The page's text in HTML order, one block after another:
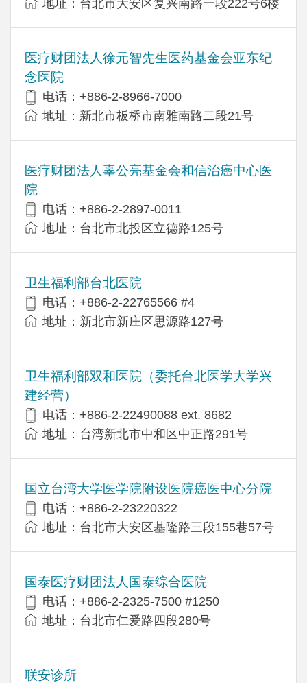
地址：台北市大安区复兴南路一段222号6楼
医疗财团法人徐元智先生医药基金会亚东纪
念医院
电话：+886-2-8966-7000
地址：新北市板桥市南雅南路二段21号
医疗财团法人辜公亮基金会和信治癌中心医
院
电话：+886-2-2897-0011
地址：台北市北投区立德路125号
卫生福利部台北医院
电话：+886-2-22765566 #4
地址：新北市新庄区思源路127号
卫生福利部双和医院（委托台北医学大学兴
建经营）
电话：+​886-2-22490088 ext. 8682
地址：台湾新北市中和区中正路291号
国立台湾大学医学院附设医院癌医中心分院
电话：+886-2-23220322
地址：台北市大安区基隆路三段155巷57号
国泰医疗财团法人国泰综合医院
电话：+886-2-2325-7500 #1250
地址：台北市仁爱路四段280号
联安诊所